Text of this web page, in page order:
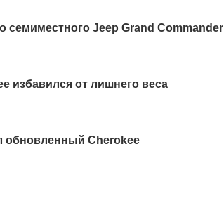
семиместного Jeep Grand Commander
избавился от лишнего веса
обновленный Cherokee